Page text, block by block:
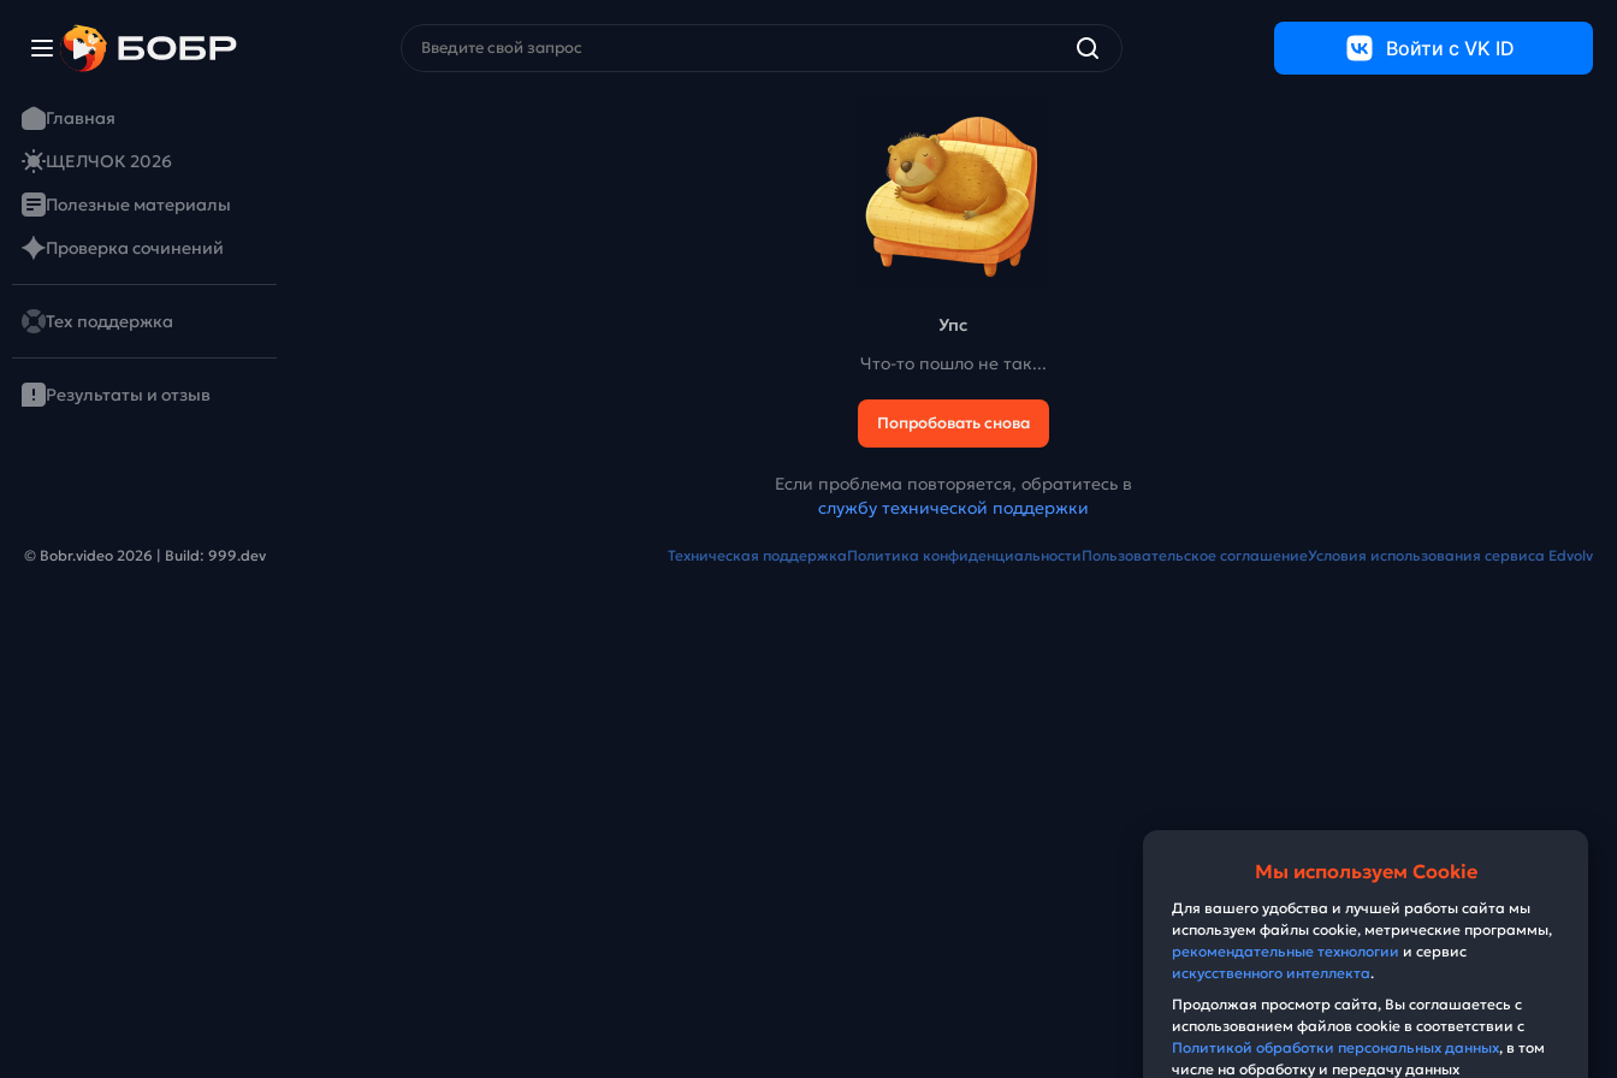
Войти c VK ID
Главная
ЩЕЛЧОК 2026
Полезные материалы
Проверка сочинений
Тех поддержка
Результаты и отзыв
Упс
Что-то пошло не так...
Попробовать снова
Если проблема повторяется, обратитесь в
службу технической поддержки
© Bobr.video 2026 | Build: 999.dev Техническая поддержкаПолитика конфиденциальностиПользовательское соглашениеУсловия использования сервиса Edvolv
Мы используем Cookie
Для вашего удобства и лучшей работы сайта мы
используем файлы cookie, метрические программы,
рекомендательные технологии и сервис
искусственного интеллекта.
Продолжая просмотр сайта, Вы соглашаетесь с
использованием файлов cookie в соответствии с
Политикой обработки персональных данных, в том
числе на обработку и передачу данных